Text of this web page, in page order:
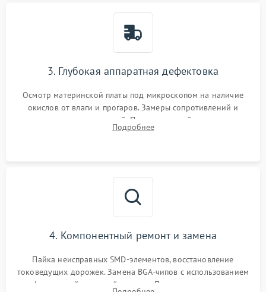
3. Глубокая аппаратная дефектовка
Осмотр материнской платы под микроскопом на наличие
окислов от влаги и прогаров. Замеры сопротивлений и
дежурных напряжений. Проверка цепей питания,
мультиконтроллера, процессора и видеочипа.
Подробнее
4. Компонентный ремонт и замена
Пайка неисправных SMD-элементов, восстановление
токоведущих дорожек. Замена BGA-чипов с использованием
инфракрасной паяльной станции. Прошивка микросхемы